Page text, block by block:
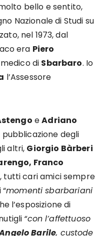
bello e sentito,
Nazionale di Studi su
nel 1973, dal
era Piero
di Sbarbaro. Io
l’Assessore
eAdriano
degli
altri, Giorgio Bàrberi
Franco
, tutti cari amici sempre
momenti sbarbariani
l’esposizione di
“con l’affettuoso
Barile, custode